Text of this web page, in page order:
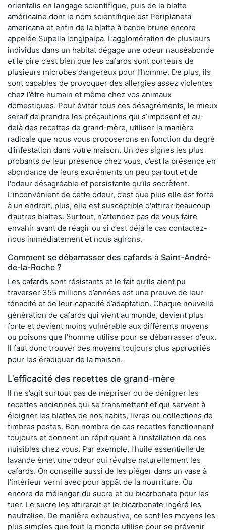
orientalis en langage scientifique, puis de la blatte
américaine dont le nom scientifique est Periplaneta
americana et enfin de la blatte à bande brune encore
appelée Supella longipalpa. L’agglomération de plusieurs
individus dans un habitat dégage une odeur nauséabonde
et le pire c’est bien que les cafards sont porteurs de
plusieurs microbes dangereux pour l’homme. De plus, ils
sont capables de provoquer des allergies assez violentes
chez l’être humain et même chez vos animaux
domestiques. Pour éviter tous ces désagréments, le mieux
serait de prendre les précautions qui s’imposent et au-
delà des recettes de grand-mère, utiliser la manière
radicale que nous vous proposerons en fonction du degré
d'infestation dans votre maison. Un des signes les plus
probants de leur présence chez vous, c’est la présence en
abondance de leurs excréments un peu partout et de
l'odeur désagréable et persistante qu’ils secrètent.
L’inconvénient de cette odeur, c’est que plus elle est forte
à un endroit, plus, elle est susceptible d'attirer beaucoup
d’autres blattes. Surtout, n’attendez pas de vous faire
envahir avant de réagir ou si c’est déjà le cas contactez-
nous immédiatement et nous agirons.
Comment se débarrasser des cafards à Saint-André-
de-la-Roche ?
Les cafards sont résistants et le fait qu’ils aient pu
traverser 355 millions d’années est une preuve de leur
ténacité et de leur capacité d’adaptation. Chaque nouvelle
génération de cafards qui vient au monde, devient plus
forte et devient moins vulnérable aux différents moyens
ou poisons que l’homme utilise pour se débarrasser d'eux.
Il faut donc trouver des moyens toujours plus appropriés
pour les éradiquer de la maison.
L’efficacité des recettes de grand-mère
Il ne s’agit surtout pas de mépriser ou de dénigrer les
recettes anciennes qui se transmettent et qui servent à
éloigner les blattes de nos habits, livres ou collections de
timbres postes. Bon nombre de ces recettes fonctionnent
toujours et donnent un répit quant à l’installation de ces
nuisibles chez vous. Par exemple, l’huile essentielle de
lavande émet une odeur qui révulse naturellement les
cafards. On conseille aussi de les piéger dans un vase à
l’intérieur verni avec pour appât de la nourriture. Ou
encore de mélanger du sucre et du bicarbonate pour les
tuer. Le sucre les attirerait et le bicarbonate ingéré les
neutralise. De manière exhaustive, ce sont les moyens les
plus simples que tout le monde utilise pour se prévenir